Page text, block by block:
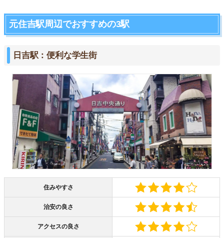
元住吉駅周辺でおすすめの3駅
日吉駅：便利な学生街
住みやすさ
治安の良さ
アクセスの良さ